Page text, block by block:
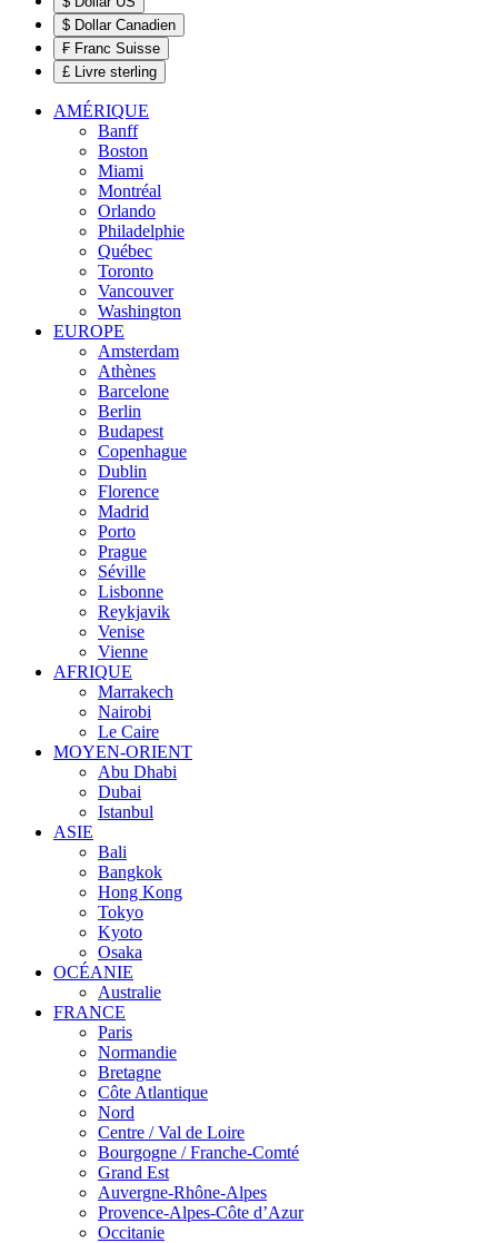
$ Dollar Canadien
₣ Franc Suisse
£ Livre sterling
AMÉRIQUE
Banff
Boston
Miami
Montréal
Orlando
Philadelphie
Québec
Toronto
Vancouver
Washington
EUROPE
Amsterdam
Athènes
Barcelone
Berlin
Budapest
Copenhague
Dublin
Florence
Madrid
Porto
Prague
Séville
Lisbonne
Reykjavik
Venise
Vienne
AFRIQUE
Marrakech
Nairobi
Le Caire
MOYEN-ORIENT
Abu Dhabi
Dubai
Istanbul
ASIE
Bali
Bangkok
Hong Kong
Tokyo
Kyoto
Osaka
OCÉANIE
Australie
FRANCE
Paris
Normandie
Bretagne
Côte Atlantique
Nord
Centre / Val de Loire
Bourgogne / Franche-Comté
Grand Est
Auvergne-Rhône-Alpes
Provence-Alpes-Côte d’Azur
Occitanie